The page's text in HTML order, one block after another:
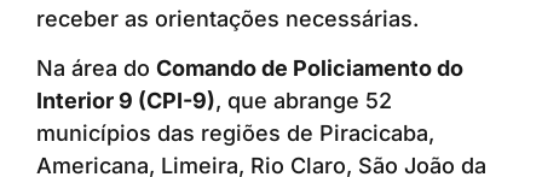
receber as orientações necessárias.
Na área do Comando de Policiamento do
Interior 9 (CPI-9), que abrange 52
municípios das regiões de Piracicaba,
Americana, Limeira, Rio Claro, São João da